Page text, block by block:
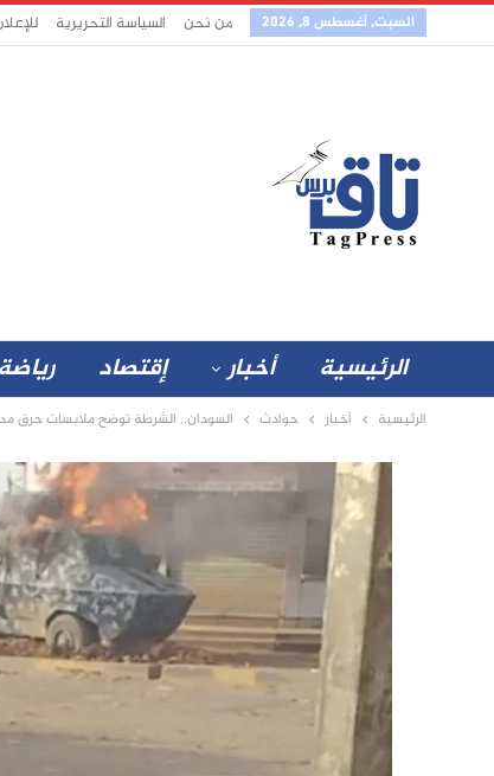
السبت, أغسطس 8, 2026 من نحن السياسة التحريرية
الرئيسية أخبار إقتصاد رياضة
الرئيسية أخبار حوادث السودان.. الشرطة توضح ملابسات حرق